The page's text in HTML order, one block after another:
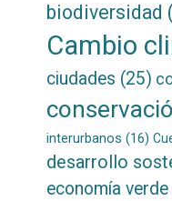
biodiversidad
Cambio
ciudades (25)
interurbanos (16)
desarrollo
economía verde